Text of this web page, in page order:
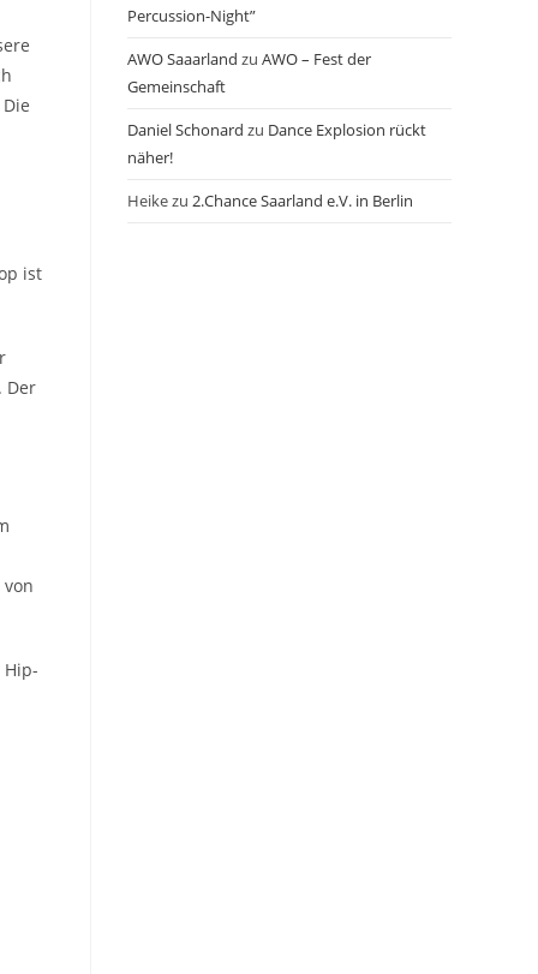
ist
Der
Percussion-Night”
AWO Saaarland zu AWO – Fest der
Gemeinschaft
Daniel Schonard zu Dance Explosion rückt
näher!
Heikezu 2.Chance Saarland e.V. in Berlin